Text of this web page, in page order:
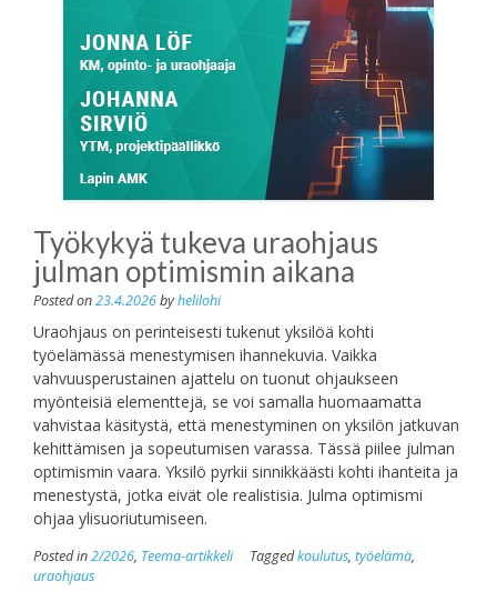
Työkykyä tukeva uraohjaus
julman optimismin aikana
Posted on23.4.2026byhelilohi
Uraohjaus on perinteisesti tukenut yksilöä kohti
työelämässä menestymisen ihannekuvia. Vaikka
vahvuusperustainen ajattelu on tuonut ohjaukseen
myönteisiä elementtejä, se voi samalla huomaamatta
vahvistaa käsitystä, että menestyminen on yksilön jatkuvan
kehittämisen ja sopeutumisen varassa. Tässä piilee julman
optimismin vaara. Yksilö pyrkii sinnikkäästi kohti ihanteita ja
menestystä, jotka eivät ole realistisia. Julma optimismi
ohjaa ylisuoriutumiseen.
Posted in2/2026, Teema-artikkeli Taggedkoulutus, työelämä,
uraohjaus